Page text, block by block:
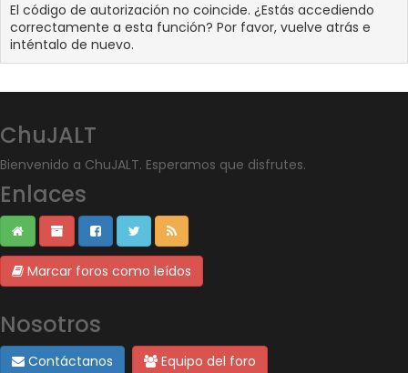
El código de autorización no coincide. ¿Estás accediendo
correctamente a esta función? Por favor, vuelve atrás e
inténtalo de nuevo.
ChuJALT
Bienvenido a ChuJALT. Esperamos que disfrutes.
Enlaces
Marcar foros como leídos
Nosotros
Contáctanos Equipo del foro